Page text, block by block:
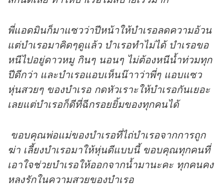
พี่แอดมินก็มาแซวว่าปีหน้าให้บำเรอลดความอ้วน
แต่บำเรอมาคิดๆดูแล้ว บำเรอทำไม่ได้ บำเรอขอ
หนีไปอยู่ดาวหมู กินๆ นอนๆ ไม่ต้องหนีน้ำท่วมทุก
ปีดีกว่า และบำเรอแอบเห็นน๊าาว่าพี่ๆ แอบแซว
หุ่นสวยๆ ของบำเรอ กดหัวเราะให้บำเรอกันเยอะ
เลยแต่บำเรอก็ดีที่ฉีกรอยยิ้มของทุกคนได้
ขอบคุณพ่อแม่ของบำเรอที่ไถ่บำเรอจากการถูก
ฆ่า เลี้ยงบำเรอมาให้หุ่นดีแบบนี้ ขอบคุณทุกคนที่
เอาใจช่วยบำเรอให้ออกจากน้ำมานะคะ ทุกคนคง
หลงรักในความสวยของบำเรอ